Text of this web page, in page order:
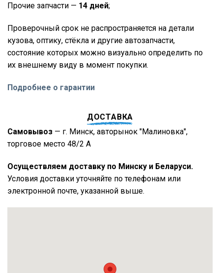
Прочие запчасти — 14 дней;
Проверочный срок не распространяется на детали
кузова, оптику, стёкла и другие автозапчасти,
состояние которых можно визуально определить по
их внешнему виду в момент покупки.
Подробнее о гарантии
ДОСТАВКА
Самовывоз — г. Минск, авторынок "Малиновка",
торговое место 48/2 А
Осуществляем доставку по Минску и Беларуси.
Условия доставки уточняйте по телефонам или
электронной почте, указанной выше.